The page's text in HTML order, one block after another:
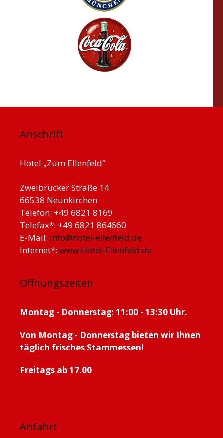
Anschrift
Hotel „Zum Ellenfeld“
Zweibrücker Straße 14
66538 Neunkirchen
Telefon: +49 6821 8169
Telefax*: +49 6821 864660
E-Mail: info@hotel-ellenfeld.de
Internet*: www.Hotel-Ellenfeld.de
Öffnungszeiten
Montag - Donnerstag: 11:00 - 13:30 Uhr.
Von Montag - Donnerstag bieten wir Ihnen
täglich frisches Stammessen!
Freitags ab 17.00
Anfahrt